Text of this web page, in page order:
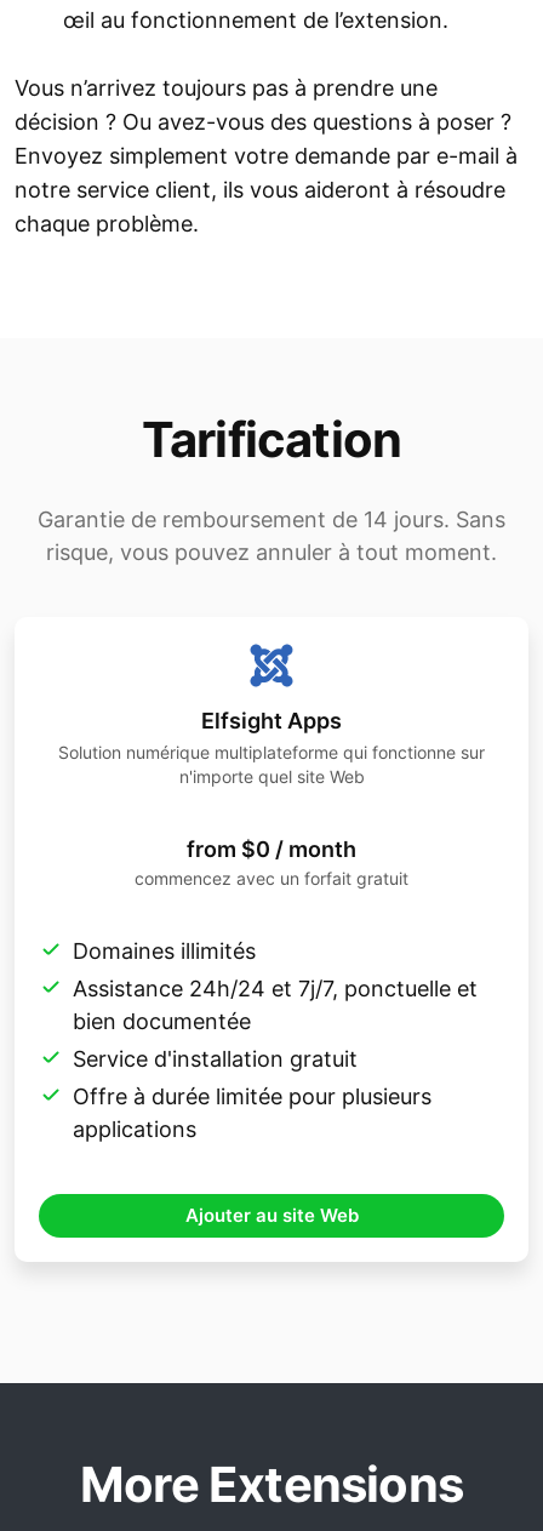
œil au fonctionnement de l’extension.
Vous n’arrivez toujours pas à prendre une
décision ? Ou avez-vous des questions à poser ?
Envoyez simplement votre demande par e-mail à
notre service client, ils vous aideront à résoudre
chaque problème.
Tarification
Garantie de remboursement de 14 jours. Sans
risque, vous pouvez annuler à tout moment.
Elfsight Apps
Solution numérique multiplateforme qui fonctionne sur
n'importe quel site Web
from $0 / month
commencez avec un forfait gratuit
Domaines illimités
Assistance 24h/24 et 7j/7, ponctuelle et
bien documentée
Service d'installation gratuit
Offre à durée limitée pour plusieurs
applications
Ajouter au site Web
More Extensions